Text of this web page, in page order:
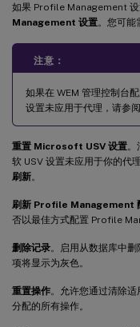
如果 Profile Management
Management 设置。您可能
注意：
如果在 WEM 管理控制台
设置未应用于代理，请参阅
重置 Microsoft USV 设置。
软 USV 设置未应用于你的代
刷新。
刷新 Profile Management
否以最佳方式配置 Profile
删除记录。启用从数据库中
项将显示为灰色。
重置操作。允许您通过清除
分配的所有操作。